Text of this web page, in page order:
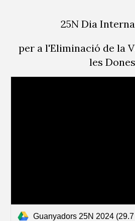
25N Dia
per a l'Eliminació de la
les Dones
Guanyadors 25N 2024